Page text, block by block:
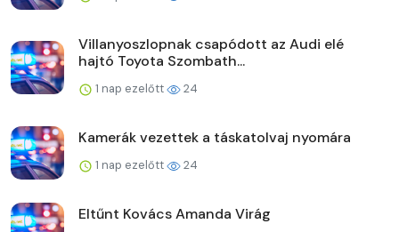
Villanyoszlopnak csapódott az Audi elé
hajtó Toyota Szombath...
1 nap ezelőtt 24
Kamerák vezettek a táskatolvaj nyomára
1 nap ezelőtt 24
Eltűnt Kovács Amanda Virág